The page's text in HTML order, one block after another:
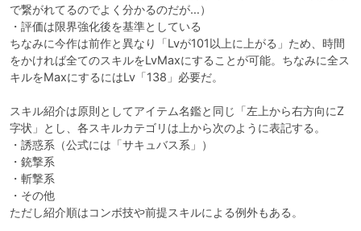
で繋がれてるのでよく分かるのだが…）
・評価は限界強化後を基準としている
ちなみに今作は前作と異なり「Lvが101以上に上がる」ため、時間
をかければ全てのスキルをLvMaxにすることが可能。ちなみに全ス
キルをMaxにするにはLv「138」必要だ。
スキル紹介は原則としてアイテム名鑑と同じ「左上から右方向にZ
字状」とし、各スキルカテゴリは上から次のように表記する。
・誘惑系（公式には「サキュバス系」）
・銃撃系
・斬撃系
・その他
ただし紹介順はコンボ技や前提スキルによる例外もある。